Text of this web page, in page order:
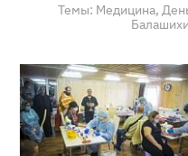
Темы: Медицина,